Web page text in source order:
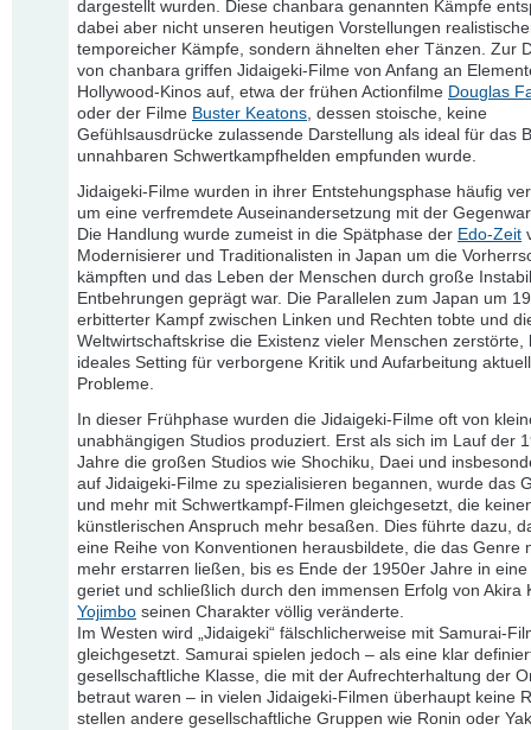
dargestellt wurden. Diese chanbara genannten Kämpfe
dabei aber nicht unseren heutigen Vorstellungen
temporeicher Kämpfe, sondern ähnelten eher Tänzen. Zur
von chanbara griffen Jidaigeki-Filme von Anfang an
Hollywood-Kinos auf, etwa der frühen Actionfilme Douglas
oder der Filme Buster Keatons, dessen stoische, keine
Gefühlsausdrücke zulassende Darstellung als ideal für das
unnahbaren Schwertkampfhelden empfunden wurde.
Jidaigeki-Filme wurden in ihrer Entstehungsphase häufig
um eine verfremdete Auseinandersetzung mit der
Die Handlung wurde zumeist in die Spätphase der Edo-Zeit
Modernisierer und Traditionalisten in Japan um die
kämpften und das Leben der Menschen durch große
Entbehrungen geprägt war. Die Parallelen zum Japan um
erbitterter Kampf zwischen Linken und Rechten tobte und
Weltwirtschaftskrise die Existenz vieler Menschen zerstörte,
ideales Setting für verborgene Kritik und Aufarbeitung
Probleme.
In dieser Frühphase wurden die Jidaigeki-Filme oft von
unabhängigen Studios produziert. Erst als sich im Lauf der
Jahre die großen Studios wie Shochiku, Daei und
auf Jidaigeki-Filme zu spezialisieren begannen, wurde das
und mehr mit Schwertkampf-Filmen gleichgesetzt, die
künstlerischen Anspruch mehr besaßen. Dies führte dazu,
eine Reihe von Konventionen herausbildete, die das Genre
mehr erstarren ließen, bis es Ende der 1950er Jahre in eine
geriet und schließlich durch den immensen Erfolg von Akira
Yojimbo seinen Charakter völlig veränderte.
Im Westen wird „Jidaigeki“ fälschlicherweise mit Samurai-
gleichgesetzt. Samurai spielen jedoch – als eine klar
gesellschaftliche Klasse, die mit der Aufrechterhaltung der
betraut waren – in vielen Jidaigeki-Filmen überhaupt keine
stellen andere gesellschaftliche Gruppen wie Ronin oder